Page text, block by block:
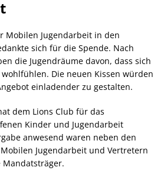
Mobilen Jugendarbeit in den
sich für die Spende. Nach
die Jugendräume davon, dass sich
Die neuen Kissen würden
einladender zu gestalten.
dem Lions Club für das
Kinder und Jugendarbeit
anwesend waren neben den
Jugendarbeit und Vertretern
Mandatsträger.